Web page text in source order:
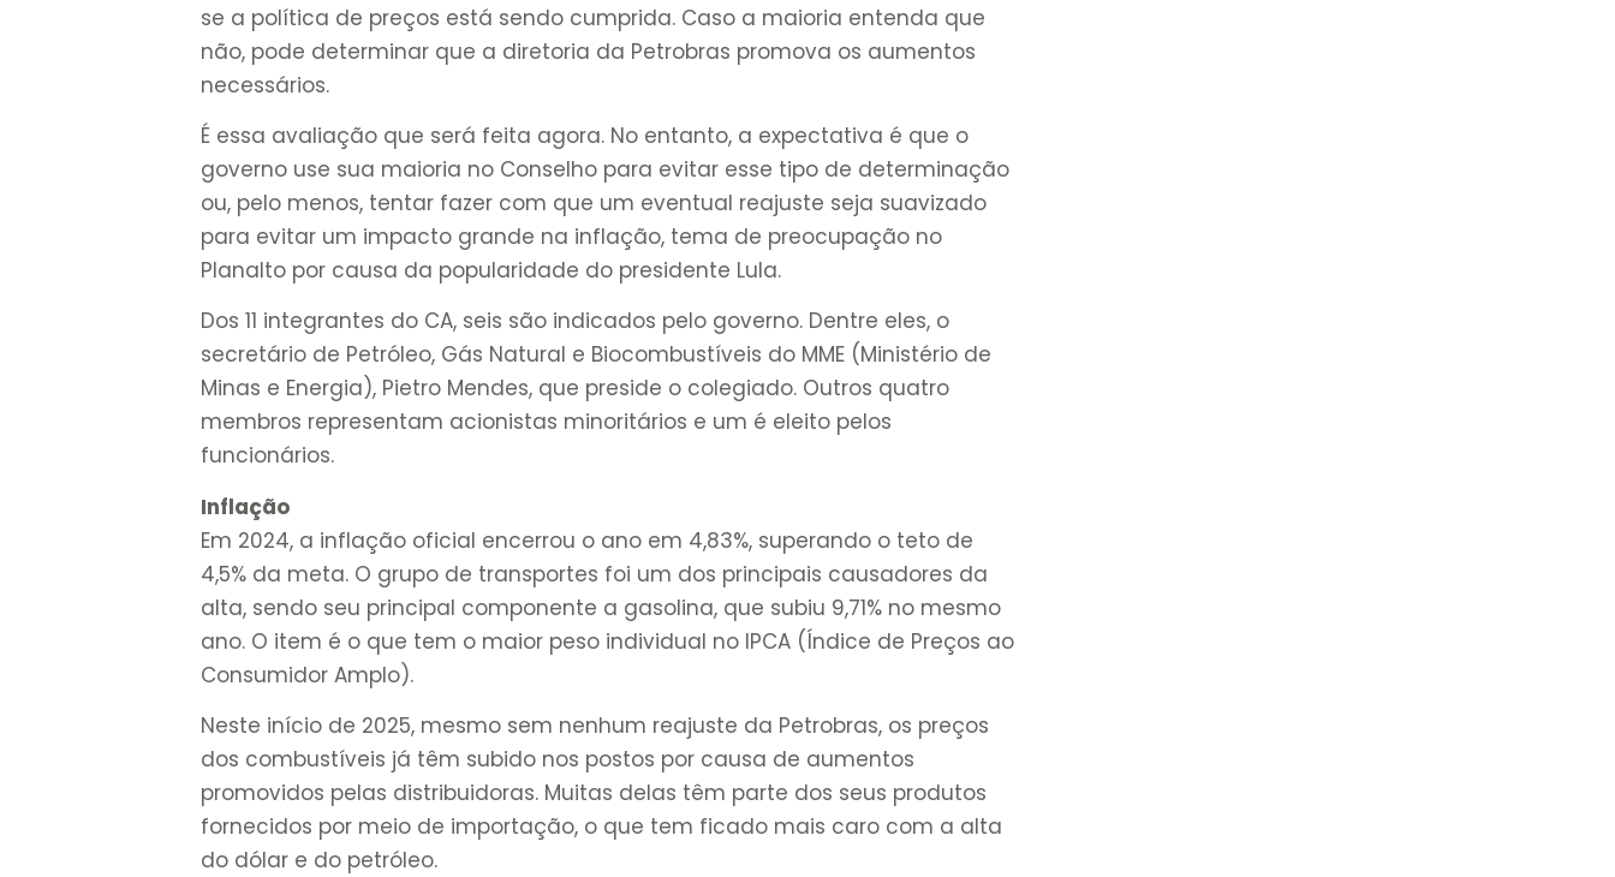
se a política de preços está sendo cumprida. Caso a maioria entenda que
não, pode determinar que a diretoria da Petrobras promova os aumentos
necessários.
É essa avaliação que será feita agora. No entanto, a expectativa é que o
governo use sua maioria no Conselho para evitar esse tipo de determinação
ou, pelo menos, tentar fazer com que um eventual reajuste seja suavizado
para evitar um impacto grande na inflação, tema de preocupação no
Planalto por causa da popularidade do presidente Lula.
Dos 11 integrantes do CA, seis são indicados pelo governo. Dentre eles, o
secretário de Petróleo, Gás Natural e Biocombustíveis do MME (Ministério de
Minas e Energia), Pietro Mendes, que preside o colegiado. Outros quatro
membros representam acionistas minoritários e um é eleito pelos
funcionários.
Inflação
Em 2024, a inflação oficial encerrou o ano em 4,83%, superando o teto de
4,5% da meta. O grupo de transportes foi um dos principais causadores da
alta, sendo seu principal componente a gasolina, que subiu 9,71% no mesmo
ano. O item é o que tem o maior peso individual no IPCA (Índice de Preços ao
Consumidor Amplo).
Neste início de 2025, mesmo sem nenhum reajuste da Petrobras, os preços
dos combustíveis já têm subido nos postos por causa de aumentos
promovidos pelas distribuidoras. Muitas delas têm parte dos seus produtos
fornecidos por meio de importação, o que tem ficado mais caro com a alta
do dólar e do petróleo.